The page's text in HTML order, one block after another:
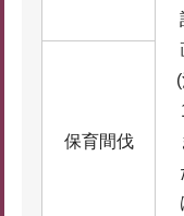
保育間伐